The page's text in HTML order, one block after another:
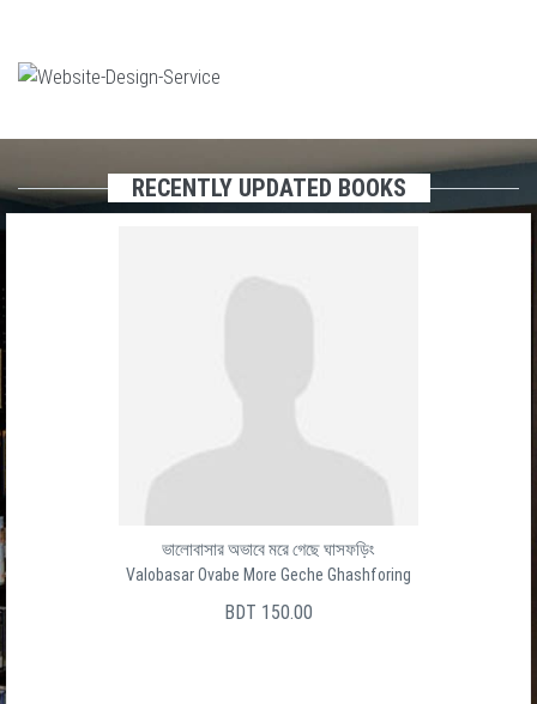
RECENTLY UPDATED BOOKS
ভালোবাসার অভাবে মরে গেছে ঘাসফড়িং
Valobasar Ovabe More Geche Ghashforing
BDT 150.00